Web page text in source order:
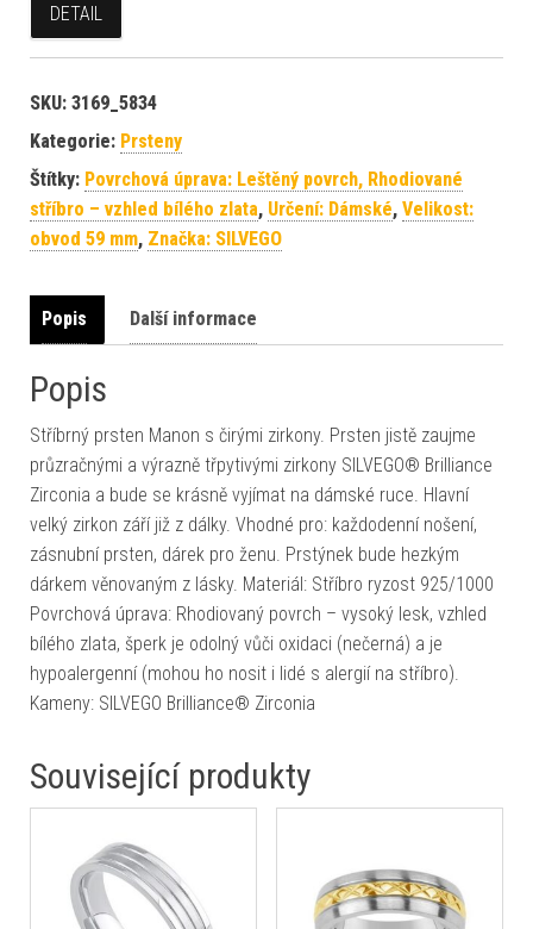
DETAIL
SKU: 3169_5834
Kategorie: Prsteny
Štítky: Povrchová úprava: Leštěný povrch, Rhodiované
stříbro – vzhled bílého zlata, Určení: Dámské, Velikost:
obvod 59 mm, Značka: SILVEGO
Popis Další informace
Popis
Stříbrný prsten Manon s čirými zirkony. Prsten jistě zaujme
průzračnými a výrazně třpytivými zirkony SILVEGO® Brilliance
Zirconia a bude se krásně vyjímat na dámské ruce. Hlavní
velký zirkon září již z dálky. Vhodné pro: každodenní nošení,
zásnubní prsten, dárek pro ženu. Prstýnek bude hezkým
dárkem věnovaným z lásky. Materiál: Stříbro ryzost 925/1000
Povrchová úprava: Rhodiovaný povrch – vysoký lesk, vzhled
bílého zlata, šperk je odolný vůči oxidaci (nečerná) a je
hypoalergenní (mohou ho nosit i lidé s alergií na stříbro).
Kameny: SILVEGO Brilliance® Zirconia
Související produkty